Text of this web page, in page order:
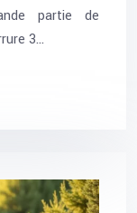
partie de
3…